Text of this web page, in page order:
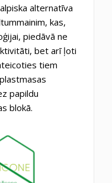
alternatīva
kas,
piedāvā ne
bet arī ļoti
tiem
papildu
blokā.